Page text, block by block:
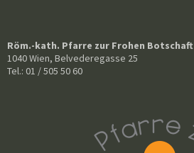
Röm.-kath. Pfarre zur Frohen Botschaft
1040 Wien, Belvederegasse 25
Tel.: 01 / 505 50 60